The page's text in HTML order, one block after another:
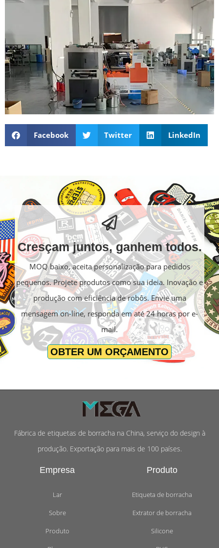
Facebook Twitter LinkedIn
Cresçam juntos, ganhem todos.
MOQ baixo, aceita personalização para pedidos
pequenos. Projete produtos como sua ideia. Inovação e
produção com eficiência de robôs. Envie uma
mensagem on-line, responda em até 24 horas por e-
mail.
OBTER UM ORÇAMENTO
Fábrica de etiquetas de borracha na China, serviço do design à
produção. Exportação para mais de 100 países.
Empresa
Lar
Sobre
Produto
Produto
Etiqueta de borracha
Extrator de borracha
Silicone